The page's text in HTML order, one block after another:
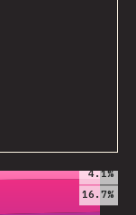
2021
16.7%
4.1%